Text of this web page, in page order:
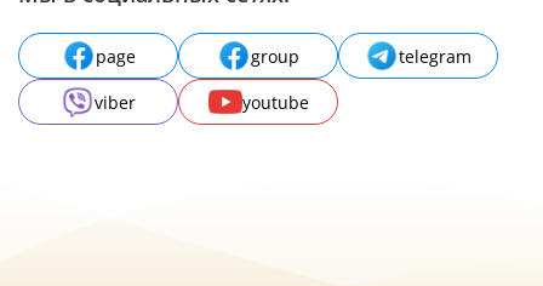
page group
telegram
viber
youtube